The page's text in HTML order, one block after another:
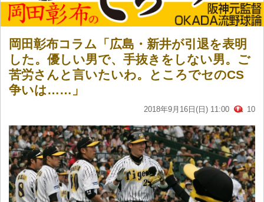
岡田彰布コラム「広島・新井が引退を表明
した。優しい男で、手抜きをしない男。ご
苦労さんと言いたいわ。ところでセのCS
争いは……」
2018年9月16日(日) 11:00 10